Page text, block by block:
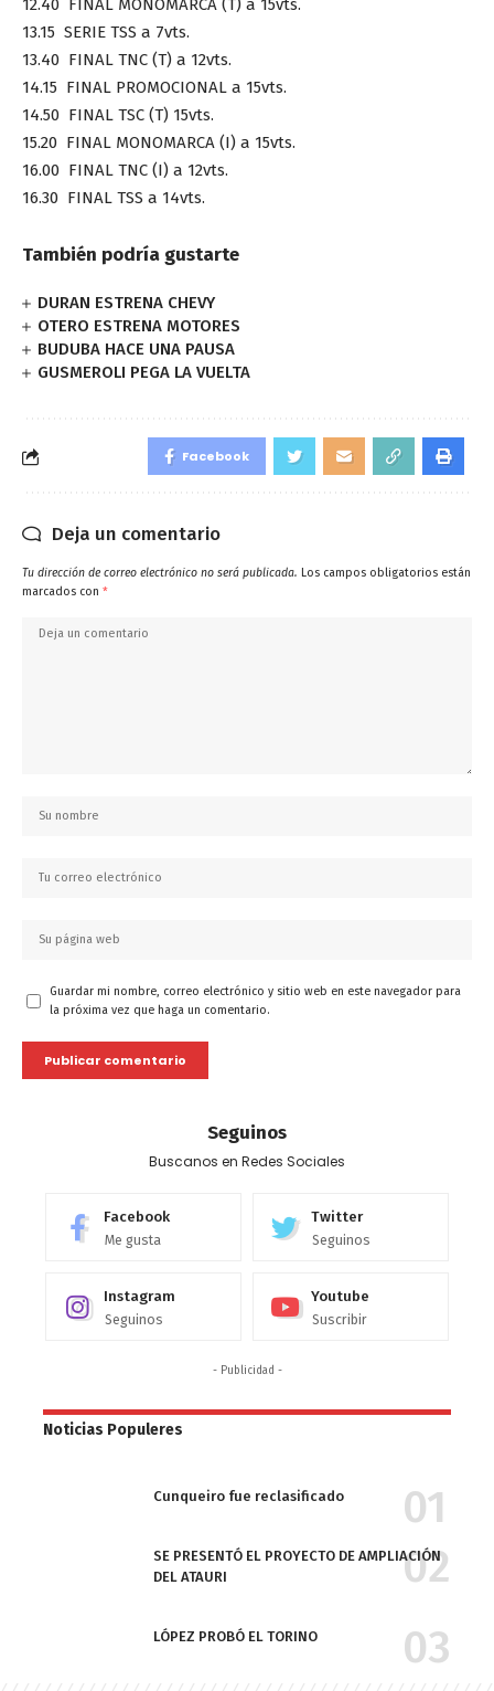
12.40 FINAL MONOMARCA (T) a 15vts.
13.15 SERIE TSS a 7vts.
13.40 FINAL TNC (T) a 12vts.
14.15 FINAL PROMOCIONAL a 15vts.
14.50 FINAL TSC (T) 15vts.
15.20 FINAL MONOMARCA (I) a 15vts.
16.00 FINAL TNC (I) a 12vts.
16.30 FINAL TSS a 14vts.
También podría gustarte
DURAN ESTRENA CHEVY
OTERO ESTRENA MOTORES
BUDUBA HACE UNA PAUSA
GUSMEROLI PEGA LA VUELTA
Facebook
Deja un comentario
Tu dirección de correo electrónico no será publicada. Los campos obligatorios están
marcados con *
Guardar mi nombre, correo electrónico y sitio web en este navegador para
la próxima vez que haga un comentario.
Seguinos
Buscanos en Redes Sociales
Facebook
Me gusta
Twitter
Seguinos
Instagram
Seguinos
Youtube
Suscribir
- Publicidad -
Noticias Populeres
Cunqueiro fue reclasificado
SE PRESENTÓ EL PROYECTO DE AMPLIACIÓN
DEL ATAURI
LÓPEZ PROBÓ EL TORINO